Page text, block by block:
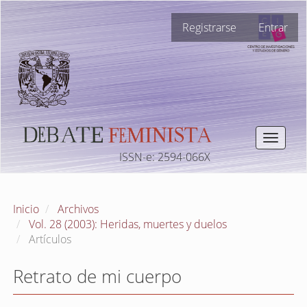
Navegación
principal
Contenido
principal
Barra
lateral
Registrarse Entrar
Toggle
ISSN-e: 2594-066X
Inicio
Archivos
Vol. 28 (2003): Heridas, muertes y duelos
Artículos
Retrato de mi cuerpo